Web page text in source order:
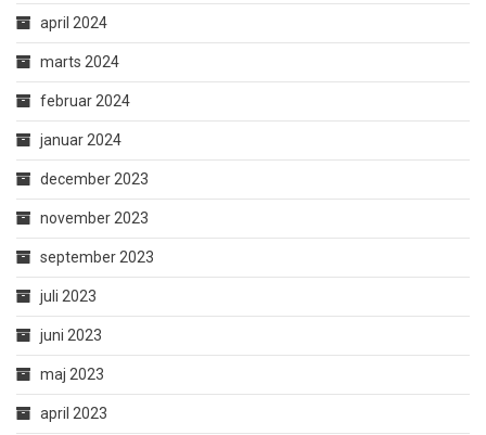
april 2024
marts 2024
februar 2024
januar 2024
december 2023
november 2023
september 2023
juli 2023
juni 2023
maj 2023
april 2023